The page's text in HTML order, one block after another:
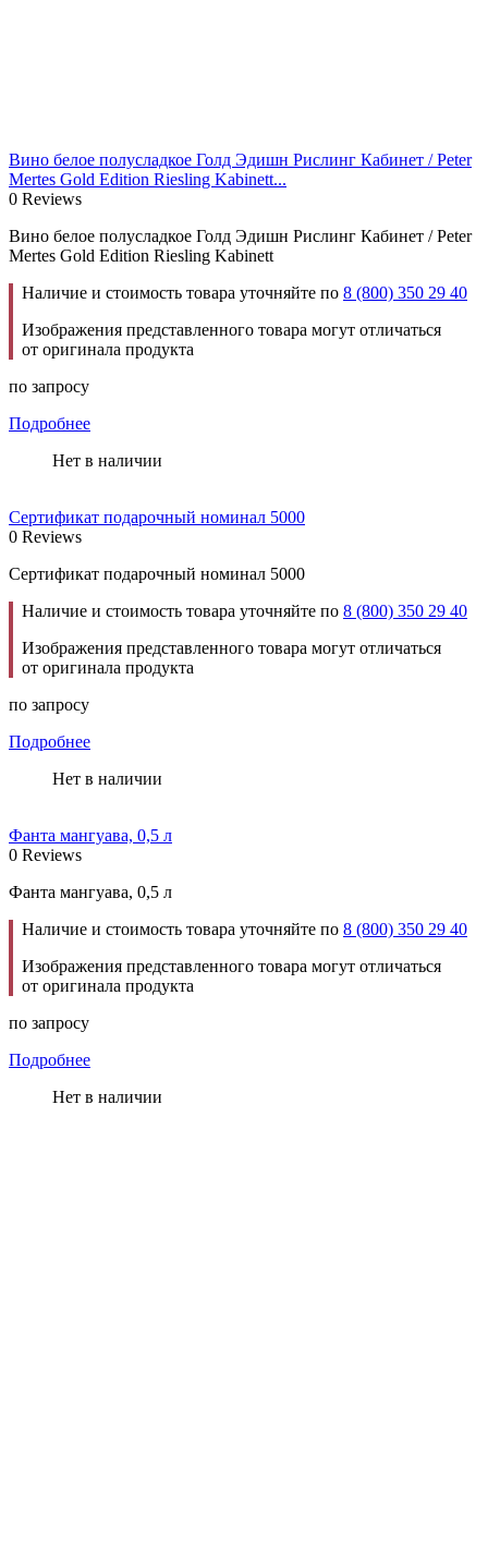
Вино белое полусладкое Голд Эдишн Рислинг Кабинет / Peter
Mertes Gold Edition Riesling Kabinett...
0 Reviews
Вино белое полусладкое Голд Эдишн Рислинг Кабинет / Peter
Mertes Gold Edition Riesling Kabinett
Наличие и стоимость товара уточняйте по 8 (800) 350 29 40
Изображения представленного товара могут отличаться
от оригинала продукта
по запросу
Подробнее
Нет в наличии
Сертификат подарочный номинал 5000
0 Reviews
Сертификат подарочный номинал 5000
Наличие и стоимость товара уточняйте по 8 (800) 350 29 40
Изображения представленного товара могут отличаться
от оригинала продукта
по запросу
Подробнее
Нет в наличии
Фанта мангуава, 0,5 л
0 Reviews
Фанта мангуава, 0,5 л
Наличие и стоимость товара уточняйте по 8 (800) 350 29 40
Изображения представленного товара могут отличаться
от оригинала продукта
по запросу
Подробнее
Нет в наличии